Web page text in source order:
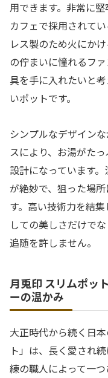
用できます。非常に
カフェで採用されて
レス製のため火にか
の佇まいに憧れるフ
具を手に入れたいと
いポットです。
シンプルなデザイン
スにより、お湯がた
設計になっています
が絶妙で、狙った場
す。高い技術力を結
しての美しさだけで
追随を許しません。
月兎印 スリムポッ
ーの温かみ
大正時代から続く日
ト」は、長く愛され
練の職人によって一